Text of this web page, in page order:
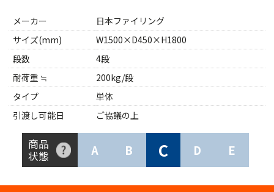
メーカー
日本ファイリング
サイズ(mm)
W1500×D450×H1800
段数
4段
耐荷重 ≒
200kg/段
タイプ
単体
引渡し可能日
ご協議の上
商品
状態
A B C D E